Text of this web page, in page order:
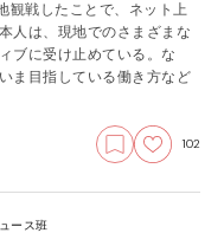
観戦したことで、ネット上
人は、現地でのさまざまな
ブに受け止めている。な
ま目指している働き方など
102
ース班